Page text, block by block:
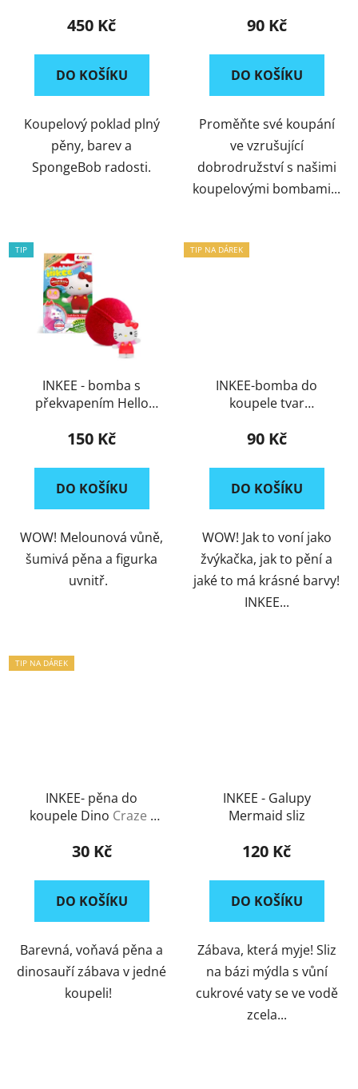
450 Kč
DO KOŠÍKU
Koupelový poklad plný
pěny, barev a
SpongeBob radosti.
90 Kč
DO KOŠÍKU
Proměňte své koupání
ve vzrušující
dobrodružství s našimi
koupelovými bombami...
TIP
INKEE - bomba s
překvapením Hello
150 Kč
DO KOŠÍKU
WOW! Melounová vůně,
šumivá pěna a figurka
uvnitř.
TIP NA DÁREK
INKEE-bomba do
koupele tvar
90 Kč
DO KOŠÍKU
WOW! Jak to voní jako
žvýkačka, jak to pění a
jaké to má krásné barvy!
INKEE...
TIP NA DÁREK
INKEE- pěna do
koupele Dino Craze -
30 Kč
DO KOŠÍKU
Barevná, voňavá pěna a
dinosauří zábava v jedné
koupeli!
INKEE - Galupy
Mermaid sliz
120 Kč
DO KOŠÍKU
Zábava, která myje! Sliz
na bázi mýdla s vůní
cukrové vaty se ve vodě
zcela...